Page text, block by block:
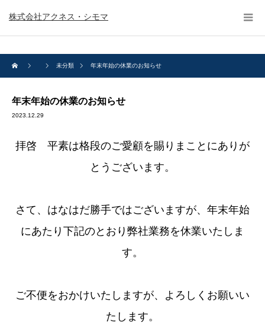
株式会社アクネス・シモマ
未分類 年末年始の休業のお知らせ
年末年始の休業のお知らせ
2023.12.29
拝啓 平素は格段のご愛顧を賜りまことにありが
とうございます。
さて、はなはだ勝手ではございますが、年末年始
にあたり下記のとおり弊社業務を休業いたしま
す。
ご不便をおかけいたしますが、よろしくお願いい
たします。